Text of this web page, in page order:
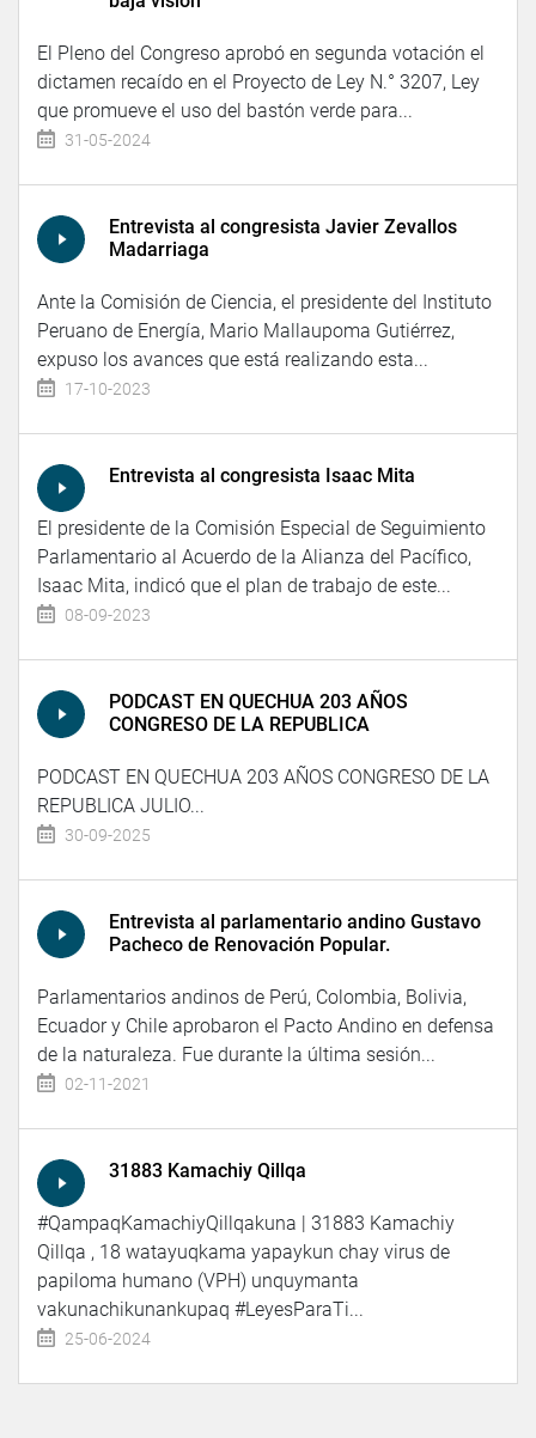
El Pleno del Congreso aprobó en segunda votación el
dictamen recaído en el Proyecto de Ley N.° 3207, Ley
que promueve el uso del bastón verde para...
31-05-2024
Entrevista al congresista Javier Zevallos
Madarriaga
Ante la Comisión de Ciencia, el presidente del Instituto
Peruano de Energía, Mario Mallaupoma Gutiérrez,
expuso los avances que está realizando esta...
17-10-2023
Entrevista al congresista Isaac Mita
El presidente de la Comisión Especial de Seguimiento
Parlamentario al Acuerdo de la Alianza del Pacífico,
Isaac Mita, indicó que el plan de trabajo de este...
08-09-2023
PODCAST EN QUECHUA 203 AÑOS
CONGRESO DE LA REPUBLICA
PODCAST EN QUECHUA 203 AÑOS CONGRESO DE LA
REPUBLICA JULIO...
30-09-2025
Entrevista al parlamentario andino Gustavo
Pacheco de Renovación Popular.
Parlamentarios andinos de Perú, Colombia, Bolivia,
Ecuador y Chile aprobaron el Pacto Andino en defensa
de la naturaleza. Fue durante la última sesión...
02-11-2021
31883 Kamachiy Qillqa
#QampaqKamachiyQillqakuna | 31883 Kamachiy
Qillqa , 18 watayuqkama yapaykun chay virus de
papiloma humano (VPH) unquymanta
vakunachikunankupaq #LeyesParaTi...
25-06-2024